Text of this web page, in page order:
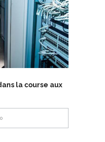
la course aux
0